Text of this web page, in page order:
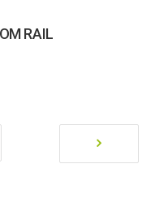
RAIL